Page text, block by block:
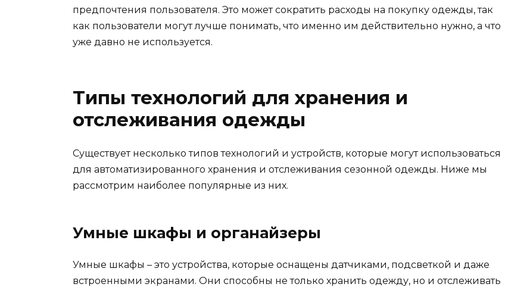
предпочтения пользователя. Это может сократить расходы на покупку одежды, так
как пользователи могут лучше понимать, что именно им действительно нужно, а что
уже давно не используется.
Типы технологий для хранения и
отслеживания одежды
Существует несколько типов технологий и устройств, которые могут использоваться
для автоматизированного хранения и отслеживания сезонной одежды. Ниже мы
рассмотрим наиболее популярные из них.
Умные шкафы и органайзеры
Умные шкафы – это устройства, которые оснащены датчиками, подсветкой и даже
встроенными экранами. Они способны не только хранить одежду, но и отслеживать